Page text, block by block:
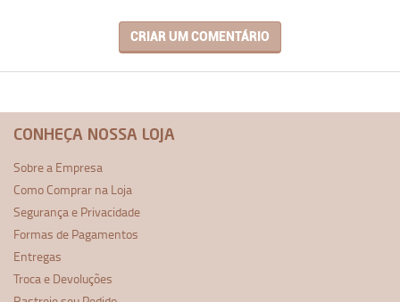
CRIAR UM COMENTÁRIO
CONHEÇA NOSSA LOJA
Sobre a Empresa
Como Comprar na Loja
Segurança e Privacidade
Formas de Pagamentos
Entregas
Troca e Devoluções